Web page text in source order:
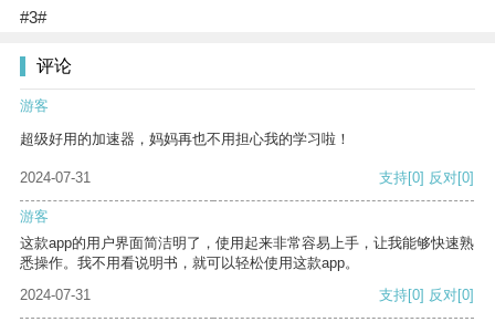
#3#
评论
游客
超级好用的加速器，妈妈再也不用担心我的学习啦！
2024-07-31 支持[0] 反对[0]
游客
这款app的用户界面简洁明了，使用起来非常容易上手，让我能够快速熟
悉操作。我不用看说明书，就可以轻松使用这款app。
2024-07-31
支持[0] 反对[0]